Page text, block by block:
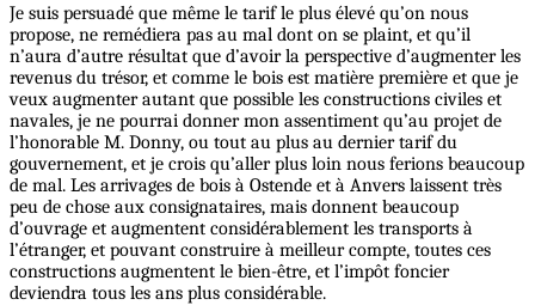
Je suis persuadé que même le tarif le plus élevé qu’on nous
propose, ne remédiera pas au mal dont on se plaint, et qu’il
n’aura d’autre résultat que d’avoir la perspective d’augmenter les
revenus du trésor, et comme le bois est matière première et que je
veux augmenter autant que possible les constructions civiles et
navales, je ne pourrai donner mon assentiment qu’au projet de
l’honorable M. Donny, ou tout au plus au dernier tarif du
gouvernement, et je crois qu’aller plus loin nous ferions beaucoup
de mal. Les arrivages de bois à Ostende et à Anvers laissent très
peu de chose aux consignataires, mais donnent beaucoup
d’ouvrage et augmentent considérablement les transports à
l’étranger, et pouvant construire à meilleur compte, toutes ces
constructions augmentent le bien-être, et l’impôt foncier
deviendra tous les ans plus considérable.